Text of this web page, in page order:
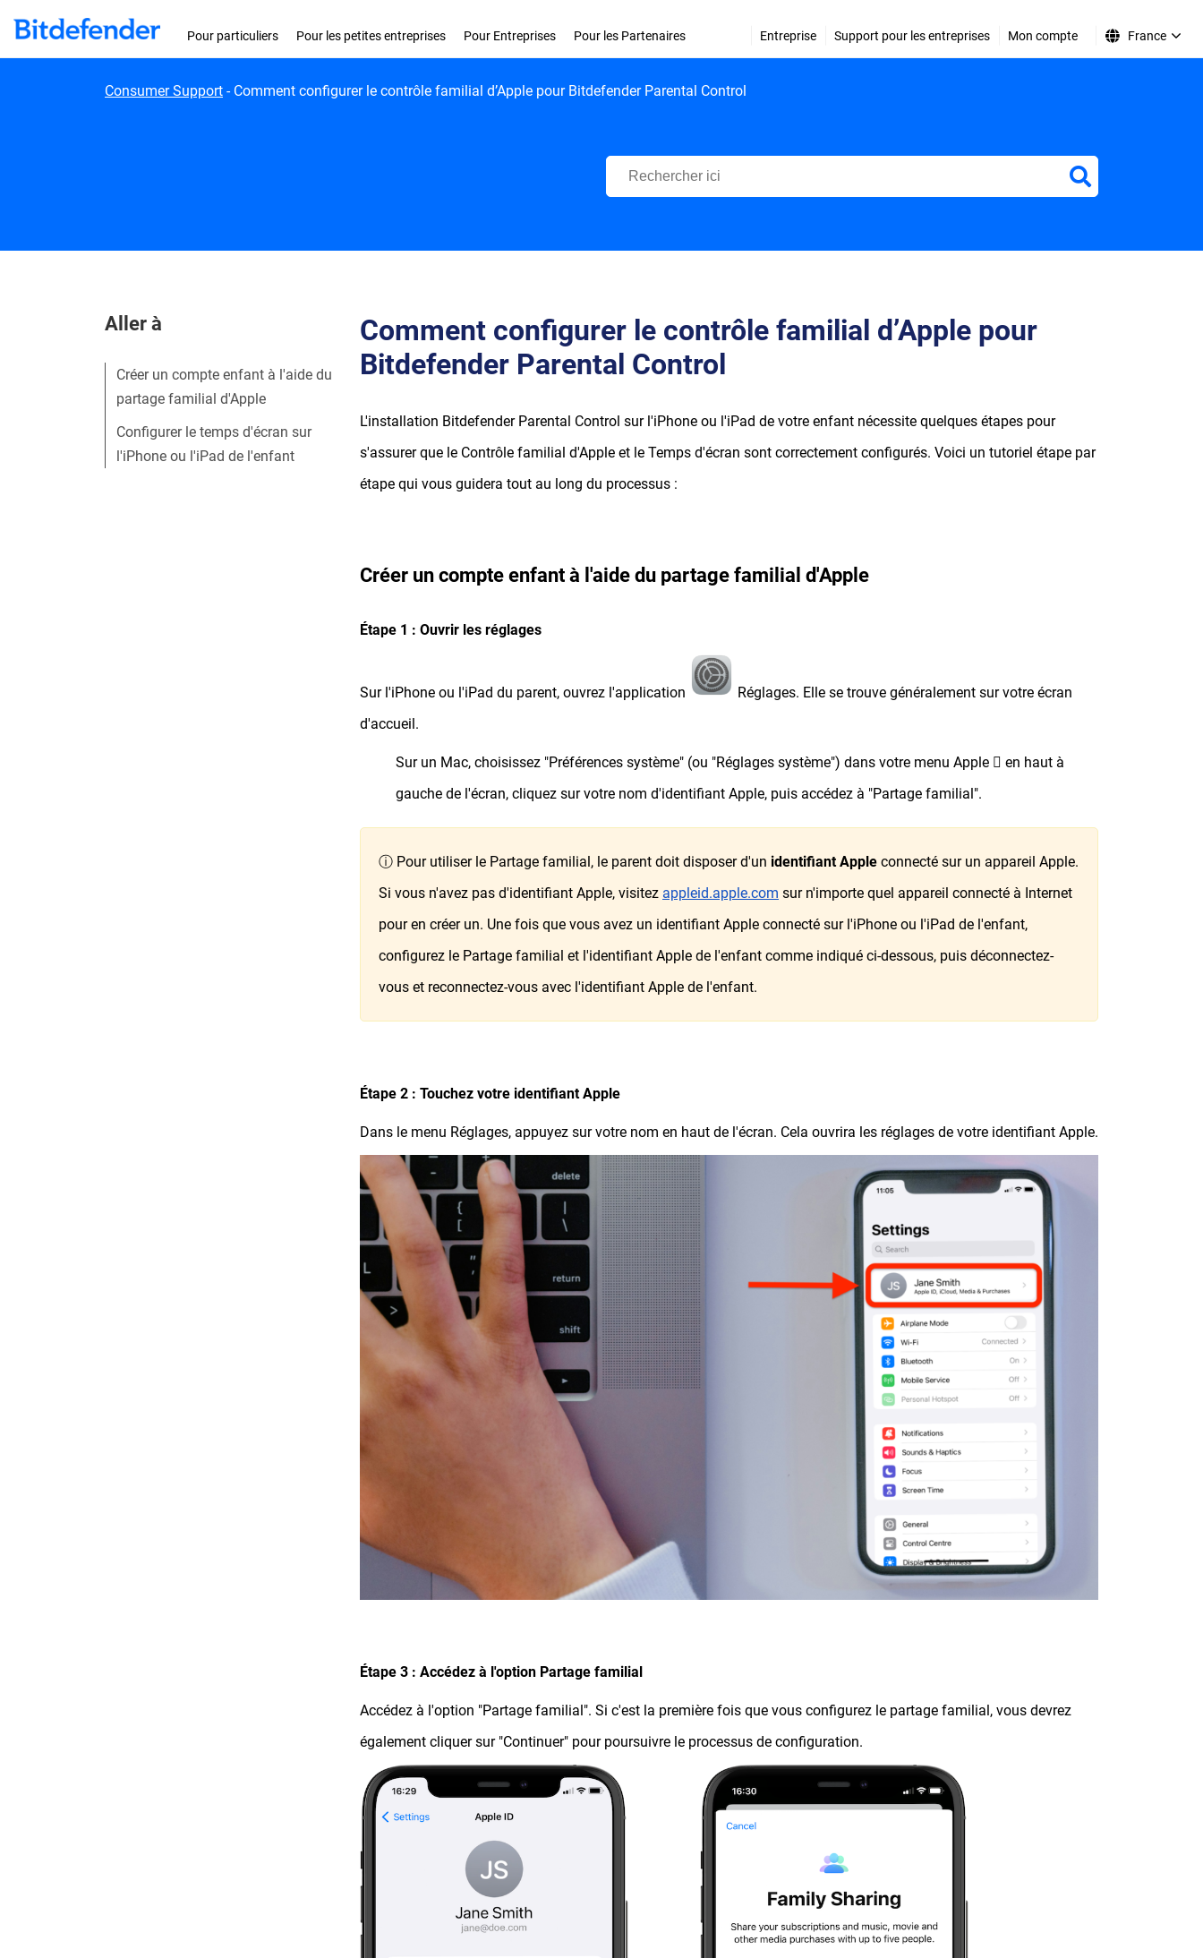
Skip to content
Pour particuliers Pour les petites entreprises Pour Entreprises Pour les Partenaires Entreprise Support pour les entreprises Mon compte France
Consumer Support - Comment configurer le contrôle familial d’Apple pour Bitdefender Parental Control
Centre d'Assistance Bitdefender
Aller à
Créer un compte enfant à l'aide du
partage familial d'Apple
Configurer le temps d'écran sur
l'iPhone ou l'iPad de l'enfant
Comment configurer le contrôle familial d’Apple pour
Bitdefender Parental Control
L'installation Bitdefender Parental Control sur l'iPhone ou l'iPad de votre enfant nécessite quelques étapes pour
s'assurer que le Contrôle familial d'Apple et le Temps d'écran sont correctement configurés. Voici un tutoriel étape par
étape qui vous guidera tout au long du processus :
Créer un compte enfant à l'aide du partage familial d'Apple
Étape 1 : Ouvrir les réglages
Sur l'iPhone ou l'iPad du parent, ouvrez l'application
Réglages. Elle se trouve généralement sur votre écran
d'accueil.
Sur un Mac, choisissez "Préférences système" (ou "Réglages système") dans votre menu Apple  en haut à
gauche de l'écran, cliquez sur votre nom d'identifiant Apple, puis accédez à "Partage familial".
ⓘ Pour utiliser le Partage familial, le parent doit disposer d'un identifiant Apple connecté sur un appareil Apple.
Si vous n'avez pas d'identifiant Apple, visitez appleid.apple.com sur n'importe quel appareil connecté à Internet
pour en créer un. Une fois que vous avez un identifiant Apple connecté sur l'iPhone ou l'iPad de l'enfant,
configurez le Partage familial et l'identifiant Apple de l'enfant comme indiqué ci-dessous, puis déconnectez-
vous et reconnectez-vous avec l'identifiant Apple de l'enfant.
Étape 2 : Touchez votre identifiant Apple
Dans le menu Réglages, appuyez sur votre nom en haut de l'écran. Cela ouvrira les réglages de votre identifiant Apple.
Étape 3 : Accédez à l'option Partage familial
Accédez à l'option "Partage familial". Si c'est la première fois que vous configurez le partage familial, vous devrez
également cliquer sur "Continuer" pour poursuivre le processus de configuration.